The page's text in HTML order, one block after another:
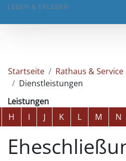
LEBEN & ERLEBEN
Startseite Rathaus & Service
Dienstleistungen
Leistungen
Alphabetisches Register
H I J K L M N